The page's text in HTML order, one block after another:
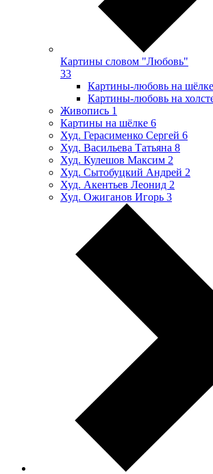
Картины словом "Любовь"
33
Картины-любовь на шёлке
Картины-любовь на
Живопись 1
Картины на шёлке 6
Худ. Герасименко Сергей 6
Худ. Васильева Татьяна 8
Худ. Кулешов Максим 2
Худ. Сытобуцкий Андрей 2
Худ. Акентьев Леонид 2
Худ. Ожиганов Игорь 3